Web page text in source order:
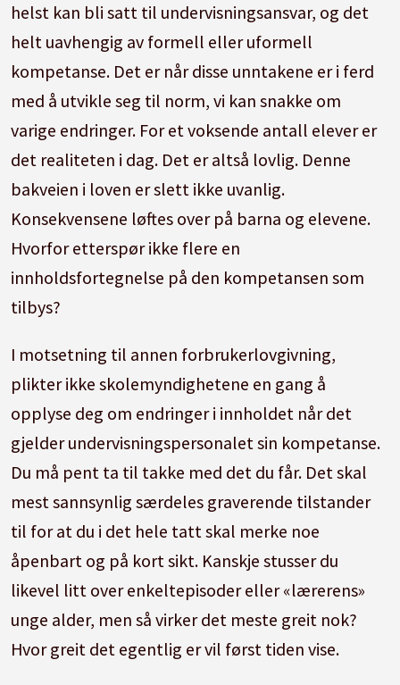
helst kan bli satt til undervisningsansvar, og det
helt uavhengig av formell eller uformell
kompetanse. Det er når disse unntakene er i ferd
med å utvikle seg til norm, vi kan snakke om
varige endringer. For et voksende antall elever er
det realiteten i dag. Det er altså lovlig. Denne
bakveien i loven er slett ikke uvanlig.
Konsekvensene løftes over på barna og elevene.
Hvorfor etterspør ikke flere en
innholdsfortegnelse på den kompetansen som
tilbys?
I motsetning til annen forbrukerlovgivning,
plikter ikke skolemyndighetene en gang å
opplyse deg om endringer i innholdet når det
gjelder undervisningspersonalet sin kompetanse.
Du må pent ta til takke med det du får. Det skal
mest sannsynlig særdeles graverende tilstander
til for at du i det hele tatt skal merke noe
åpenbart og på kort sikt. Kanskje stusser du
likevel litt over enkeltepisoder eller «lærerens»
unge alder, men så virker det meste greit nok?
Hvor greit det egentlig er vil først tiden vise.